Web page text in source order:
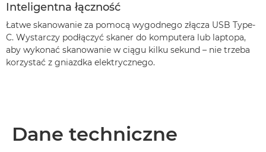
Inteligentna łączność
Łatwe skanowanie za pomocą wygodnego złącza USB Type-
C. Wystarczy podłączyć skaner do komputera lub laptopa,
aby wykonać skanowanie w ciągu kilku sekund – nie trzeba
korzystać z gniazdka elektrycznego.
Dane techniczne